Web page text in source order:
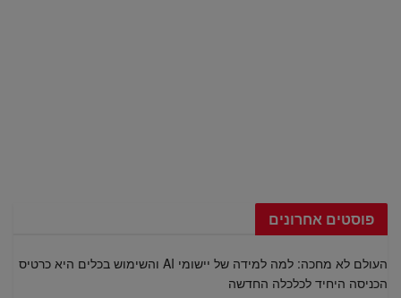
פוסטים אחרונים
העולם לא מחכה: למה למידה של יישומי AI והשימוש בכלים היא כרטיס
הכניסה היחיד לכלכלה החדשה